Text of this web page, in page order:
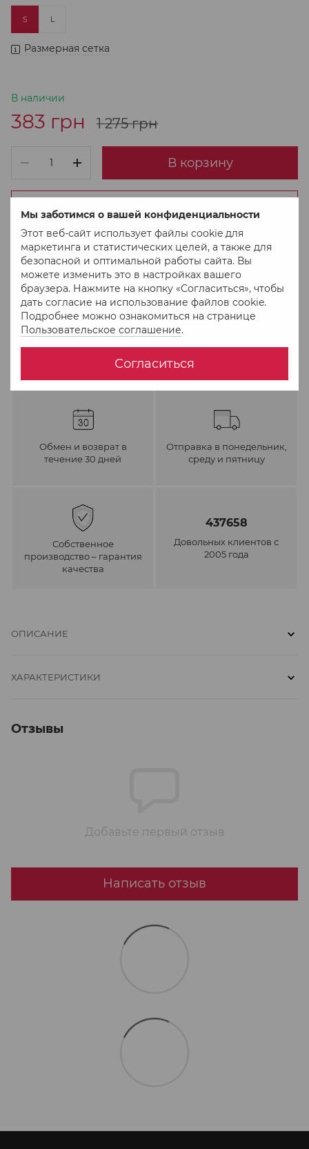
Мы заботимся о вашей конфиденциальности
Этот веб-сайт использует файлы cookie для
маркетинга и статистических целей, а также для
безопасной и оптимальной работы сайта. Вы
можете изменить это в настройках вашего
браузера. Нажмите на кнопку «Согласиться», чтобы
дать согласие на использование файлов cookie.
Подробнее можно ознакомиться на странице
Пользовательское соглашение.
Согласиться
S L
Размерная сетка
В наличии
383 грн 1 275 грн
В корзину
В избранное К сравнению
Обмен и возврат в
течение 30 дней
Отправка в понедельник,
среду и пятницу
Собственное
производство – гарантия
качества
437658
Довольных клиентов с
2005 года
ОПИСАНИЕ
ХАРАКТЕРИСТИКИ
Отзывы
Добавьте первый отзыв
Написать отзыв